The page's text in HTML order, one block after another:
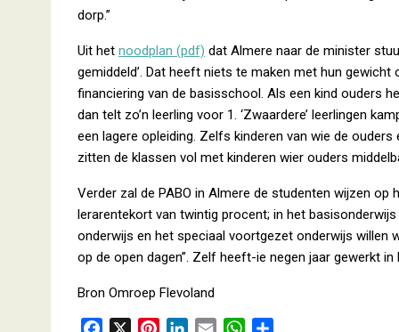
dorp.”
Uit het noodplan (pdf) dat Almere naar de minister
gemiddeld’. Dat heeft niets te maken met hun
financiering van de basisschool. Als een kind ouders
dan telt zo’n leerling voor 1. ‘Zwaardere’ leerlingen
een lagere opleiding. Zelfs kinderen van wie de
zitten de klassen vol met kinderen wier ouders
Verder zal de PABO in Almere de studenten wijzen
lerarentekort van twintig procent; in het
onderwijs en het speciaal voortgezet onderwijs willen
op de open dagen”. Zelf heeft-ie negen jaar gewerkt
Bron Omroep Flevoland
W